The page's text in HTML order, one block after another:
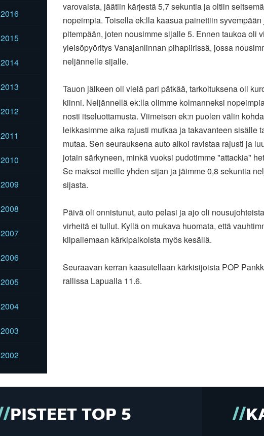
2016
2015
2014
2013
2012
2011
2010
2009
2008
2007
2006
2005
2004
2003
2002
varovaista, jäätiin kärjestä 5,7 sekuntia ja oltiin
nopeimpia. Toisella ek:lla kaasua painettiin syvempään
pitempään, joten nousimme sijalle 5. Ennen taukoa oli
yleisöpyöritys Vanajanlinnan pihapiirissä, jossa
neljännelle sijalle.
Tauon jälkeen oli vielä pari pätkää, tarkoituksena oli
kiinni. Neljännellä ek:lla olimme kolmanneksi
nosti itseluottamusta. Viimeisen ek:n puolen välin
leikkasimme aika rajusti mutkaa ja takavanteen sisälle
mutaa. Sen seurauksena auto alkoi ravistaa rajusti ja
jotain särkyneen, minkä vuoksi pudotimme "attackia"
Se maksoi meille yhden sijan ja jäimme 0,8 sekuntia
sijasta.
Päivä oli onnistunut, auto pelasi ja ajo oli
virheitä ei tullut. Kyllä on mukava huomata, että
kilpailemaan kärkipaikoista myös kesällä.
Seuraavan kerran kaasutellaan kärkisijoista POP
rallissa Lapualla 11.6.
PISTEET TOP 5